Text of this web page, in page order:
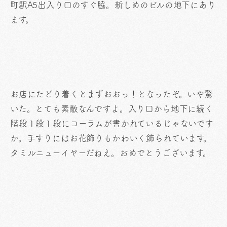
町駅A5出入り口のすぐ脇。新しめのビルの地下にあり
ます。
お店にたどり着くとまずおおっ！となったぞ。いや驚
いた。とても素敵なんですよ。入り口から地下に続く
階段１段１段にコーラムが書かれているじゃないです
か。手すりにはお花飾りもかわいく飾られています。
タミルニューイヤーだねえ。おめでとうございます。